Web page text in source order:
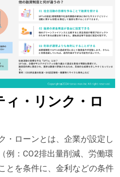
・リンク・ロ
・ローンとは、企業が設定し
例：CO2排出量削減、労働環
とを条件に、金利などの条件